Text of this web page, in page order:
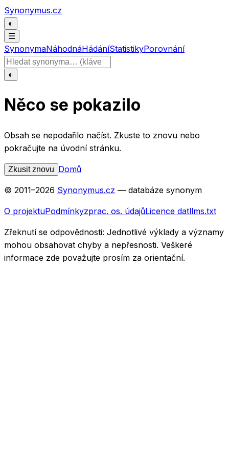
Přeskočit na obsah
Synonymus.cz
◐
☰
SynonymaNáhodnáHádáníStatistikyPorovnání
Hledat slovo
◐
Něco se pokazilo
Obsah se nepodařilo načíst. Zkuste to znovu nebo
pokračujte na úvodní stránku.
Zkusit znovu Domů
© 2011–2026 Synonymus.cz — databáze synonym
O projektuPodmínkyzprac. os. údajůLicence datllms.txt
Zřeknutí se odpovědnosti: Jednotlivé výklady a významy
mohou obsahovat chyby a nepřesnosti. Veškeré
informace zde považujte prosím za orientační.